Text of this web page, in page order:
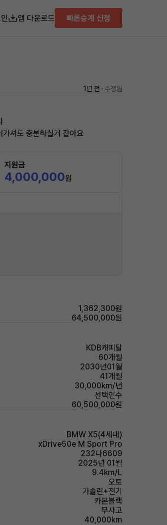
앱 다운로드 빠른승계 신청
1년 전 · 수정됨
셔도 충분하실거 같아요
지원금
4,000,000원
1,362,300원
64,500,000원
KDB캐피탈
60개월
2030년01월
41개월
30,000km/년
선택인수
60,500,000원
BMW X5(4세대)
xDrive50e M Sport Pro
232다6609
2025년 01월
9.4km/L
오토
가솔린+전기
카본블랙
무사고
40,000km